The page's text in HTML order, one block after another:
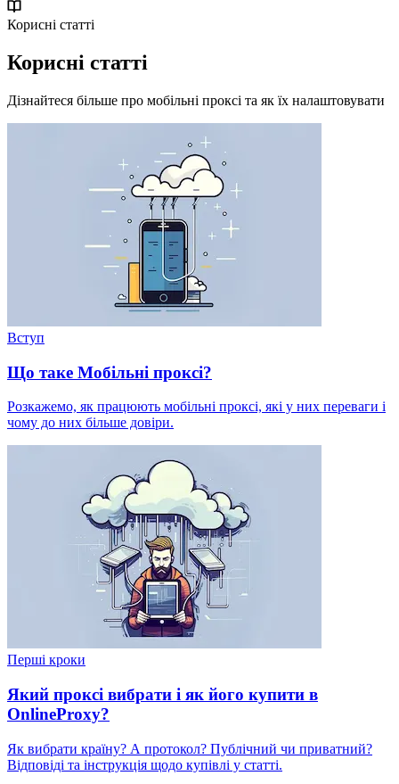
Корисні статті
Корисні статті
Дізнайтеся більше про мобільні проксі та як їх налаштовувати
Вступ
Що таке Мобільні проксі?
Розкажемо, як працюють мобільні проксі, які у них переваги і
чому до них більше довіри.
Перші кроки
Який проксі вибрати і як його купити в
OnlineProxy?
Як вибрати країну? А протокол? Публічний чи приватний?
Відповіді та інструкція щодо купівлі у статті.